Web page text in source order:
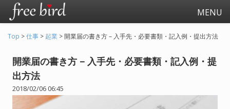
MENU
Top >仕事 > 起業 >開業届の書き方 – 入手先・必要書類・記入例・提出方法
開業届の書き方 – 入手先・必要書類・記入例・提
出方法
2018/02/06 06:45